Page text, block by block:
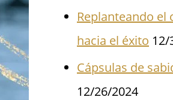
Replanteando el
hacia el éxito 12/
Cápsulas de
12/26/2024